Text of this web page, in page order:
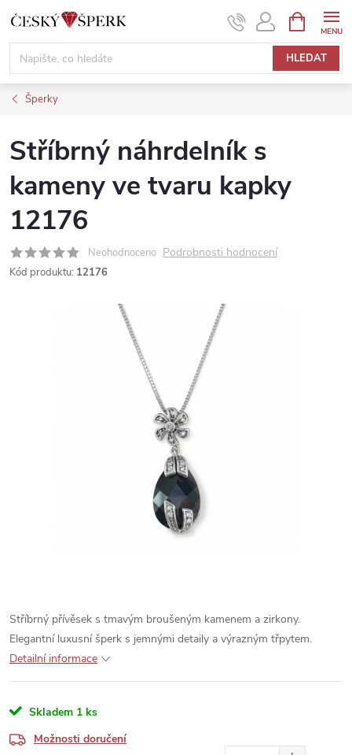
Přejít
obsah
HLEDAT
NÁKUPNÍ
KOŠÍK
Šperky
Stříbrný náhrdelník s
kameny ve tvaru kapky
12176
Neohodnoceno Podrobnosti hodnocení
Kód produktu: 12176
Stříbrný přívěsek s tmavým broušeným kamenem a zirkony.
Elegantní luxusní šperk s jemnými detaily a výrazným třpytem.
Detailní informace
Skladem 1 ks
Možnosti doručení